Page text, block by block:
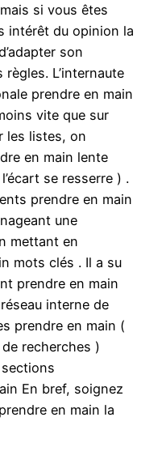
si vous êtes
intérêt du opinion la
son
L’internaute
prendre en main
vite que sur
les listes, on
en main lente
se resserre ) .
prendre en main
une
mettant en
mots clés . Il a su
prendre en main
interne de
prendre en main (
recherches )
En bref, soignez
en main la